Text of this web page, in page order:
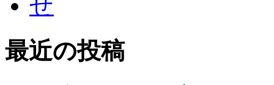
最近の投稿